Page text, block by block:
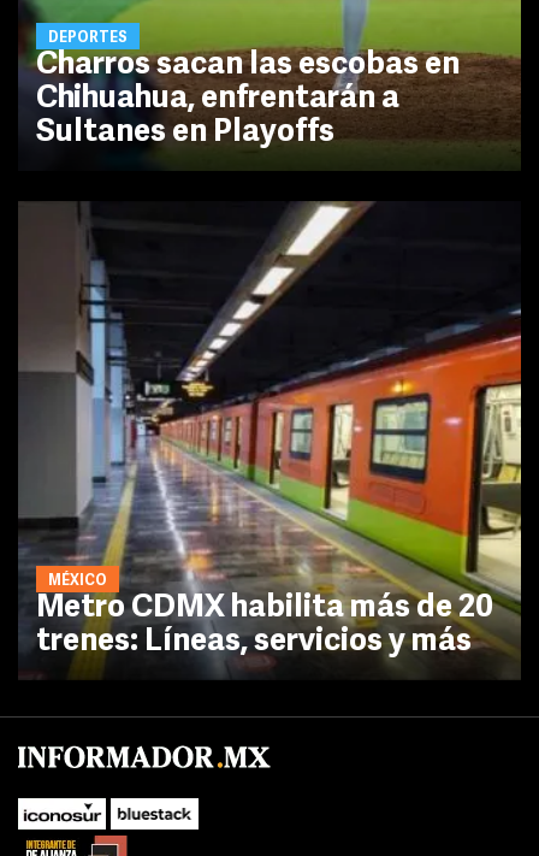
DEPORTES
Charros sacan las escobas en
Chihuahua, enfrentarán a
Sultanes en Playoffs
MÉXICO
Metro CDMX habilita más de 20
trenes: Líneas, servicios y más